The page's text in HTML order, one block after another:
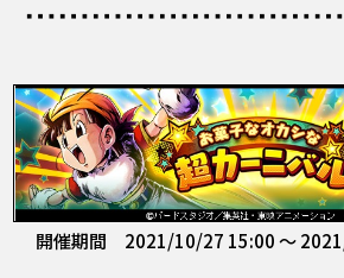
開催期間 2021/10/27 15:00 ～